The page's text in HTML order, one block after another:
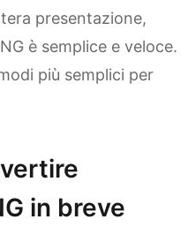
presentazione,
è semplice e veloce.
più semplici per
in breve